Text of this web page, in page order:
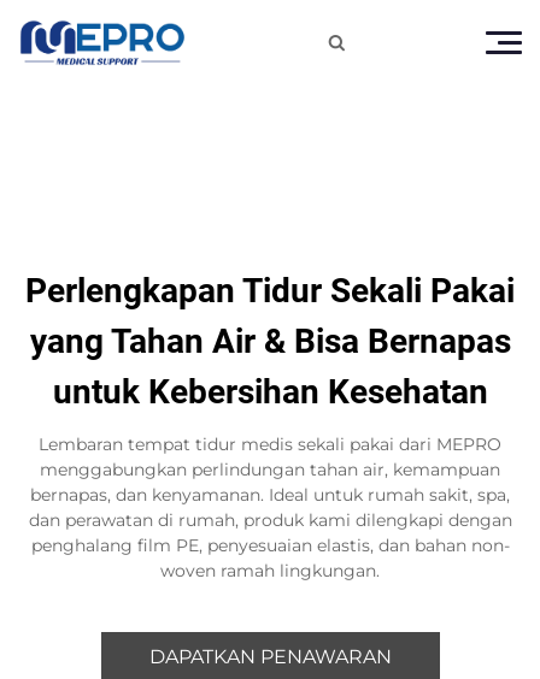

Perlengkapan Tidur Sekali Pakai
yang Tahan Air & Bisa Bernapas
untuk Kebersihan Kesehatan
Lembaran tempat tidur medis sekali pakai dari MEPRO
menggabungkan perlindungan tahan air, kemampuan
bernapas, dan kenyamanan. Ideal untuk rumah sakit, spa,
dan perawatan di rumah, produk kami dilengkapi dengan
penghalang film PE, penyesuaian elastis, dan bahan non-
woven ramah lingkungan.
DAPATKAN PENAWARAN